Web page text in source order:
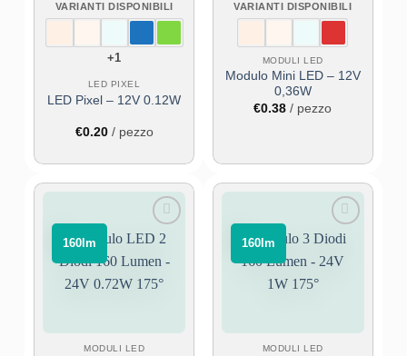
VARIANTI DISPONIBILI
+1
LED PIXEL
LED Pixel – 12V 0.12W
€0.20/ pezzo
VARIANTI DISPONIBILI
MODULI LED
Modulo Mini LED – 12V
0,36W
€0.38 / pezzo
⠀160lm⠀
Aggiungi
dei
MODULI LED
⠀160lm⠀
Aggiungi
dei
MODULI LED